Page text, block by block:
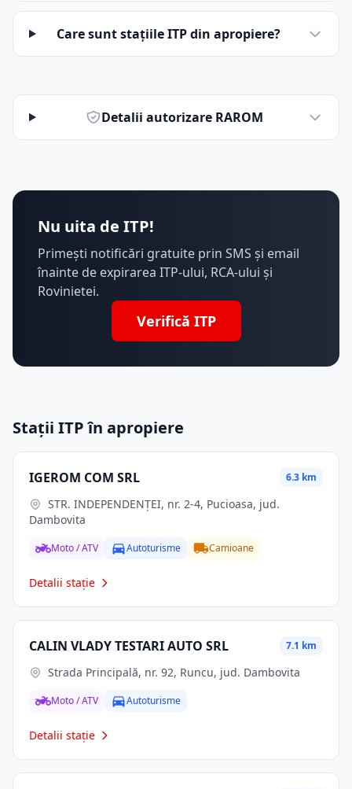
Care sunt stațiile ITP din apropiere?
Detalii autorizare RAROM
Nu uita de ITP!
Primești notificări gratuite prin SMS și email
înainte de expirarea ITP-ului, RCA-ului și
Rovinietei.
Verifică ITP
Stații ITP în apropiere
IGEROM COM SRL 6.3 km
Dambovita
Moto / ATV Autoturisme Camioane
Detalii stație
CALIN VLADY TESTARI AUTO SRL 7.1 km
Strada Principală, nr. 92, Runcu, jud. Dambovita
Moto / ATV Autoturisme
Detalii stație